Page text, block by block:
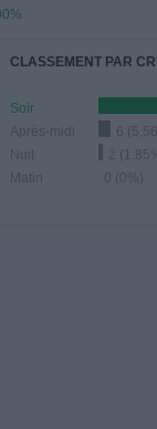
CLASSEMENT PAR
Soir
Après-midi
6
Nuit
2
Matin
0 (0%)